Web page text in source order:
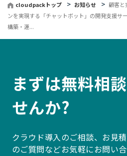
cloudpackトップ お知らせ
顧客と
ンを実現する「チャットボット」の開発支援サ
構築・運...
まずは無料相
せんか?
クラウド導入のご相談、お見
のご質問などお気軽にお問い合